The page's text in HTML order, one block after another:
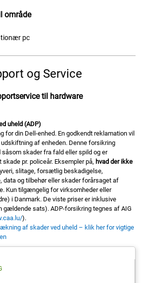
område
pc
og Service
til hardware
uheld (ADP)
for din Dell-enhed. En godkendt reklamation vil
af enheden. Denne forsikring
skader fra fald eller spild og er
pr. policeår. Eksempler på, hvad der ikke
slitage, forsætlig beskadigelse,
data og tilbehør eller skader forårsaget af
Kun tilgængelig for virksomheder eller
i Danmark. De viste priser er inklusive
sats). ADP-forsikring tegnes af AIG
).
af skader ved uheld – klik her for vigtige